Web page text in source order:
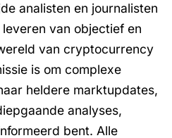
analisten en journalisten
van objectief en
van cryptocurrency
is om complexe
heldere marktupdates,
analyses,
bent. Alle